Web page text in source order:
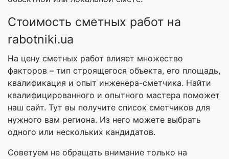
Стоимость сметных работ на
rabotniki.ua
На цену сметных работ влияет множество
факторов – тип строящегося объекта, его площадь,
квалификация и опыт инженера-сметчика. Найти
квалифицированного и опытного мастера поможет
наш сайт. Тут вы получите список сметчиков для
нужного вам региона. Из него можете выбрать
одного или нескольких кандидатов.
Советуем не обращать внимание только на